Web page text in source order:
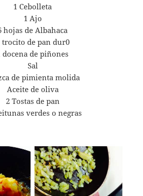
1 Cebolleta
1 Ajo
hojas de Albahaca
trocito de pan dur0
docena de piñones
Sal
de pimienta molida
Aceite de oliva
2 Tostas de pan
verdes o negras